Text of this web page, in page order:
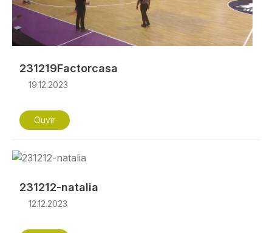
231219Factorcasa
19.12.2023
Ouvir
Imagem
231212-natalia
12.12.2023